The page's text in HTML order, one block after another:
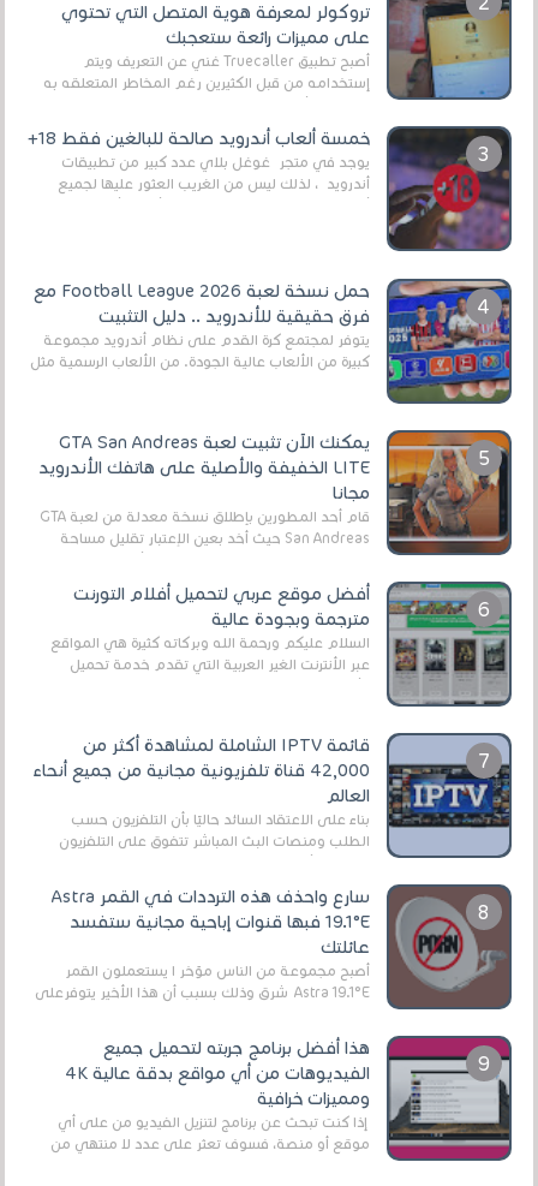
تروكولر لمعرفة هوية المتصل التي تحتوي
على مميزات رائعة ستعجبك
أصبح تطبيق Truecaller غني عن التعريف ويتم
إستخدامه من قبل الكثيرين رغم المخاطر المتعلقه به
خمسة ألعاب أندرويد صالحة للبالغين فقط 18+
يوجد في متجر غوغل بلاي عدد كبير من تطبيقات
أندرويد ، لذلك ليس من الغريب العثور عليها لجميع
حمل نسخة لعبة Football League 2026 مع
فرق حقيقية للأندرويد .. دليل التثبيت
يتوفر لمجتمع كرة القدم على نظام أندرويد مجموعة
كبيرة من الألعاب عالية الجودة. من الألعاب الرسمية مثل
يمكنك الآن تثبيت لعبة GTA San Andreas
LITE الخفيفة والأصلية على هاتفك الأندرويد
مجانا
قام أحد المطورين بإطلاق نسخة معدلة من لعبة GTA
San Andreas حيث أخد بعين الإعتبار تقليل مساحة
أفضل موقع عربي لتحميل أفلام التورنت
مترجمة وبجودة عالية
السلام عليكم ورحمة الله وبركاته كثيرة هي المواقع
عبر الأنترنت الغير العربية التي تقدم خدمة تحميل
الأفلام على التورنت ، ومعظم هذه المواقع ل...
قائمة IPTV الشاملة لمشاهدة أكثر من
42,000 قناة تلفزيونية مجانية من جميع أنحاء
العالم
بناءً على الاعتقاد السائد حاليًا بأن التلفزيون حسب
الطلب ومنصات البث المباشر تتفوق على التلفزيون
الرقمي الأرضي التقليدي، يُعدّ IPTV-org خيار...
سارع واحذف هذه الترددات في القمر Astra
19.1°E فبها قنوات إباحية مجانية ستفسد
عائلتك
أصبح مجموعة من الناس مؤخر ا يستعملون القمر
Astra 19.1°E شرق وذلك بسبب أن هذا الأخير يتوفرعلى
هذا أفضل برنامج جربته لتحميل جميع
الفيديوهات من أي مواقع بدقة عالية 4K
ومميزات خرافية
إذا كنت تبحث عن برنامج لتنزيل الفيديو من على أي
موقع أو منصة، فسوف تعثر على عدد لا منتهي من